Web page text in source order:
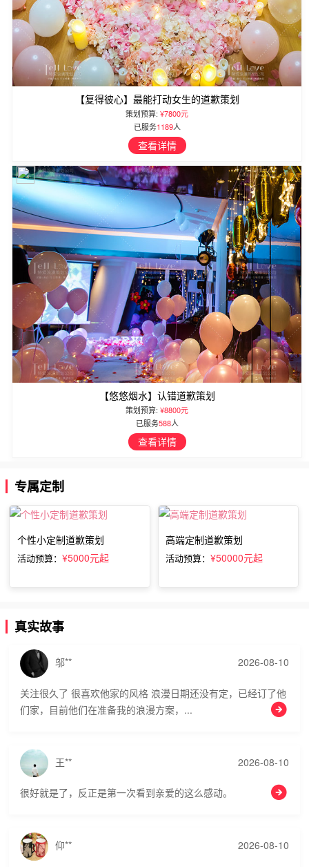
【复得彼心】最能打动女生的道歉策划
策划预算: ¥7800元
已服务1189人
查看详情
【悠悠烟水】认错道歉策划
策划预算: ¥8800元
已服务588人
查看详情
专属定制
个性小定制道歉策划
活动预算： ¥5000元起
高端定制道歉策划
活动预算： ¥50000元起
真实故事
邬** 2026-08-10
关注很久了 很喜欢他家的风格 浪漫日期还没有定，已经订了他
们家，目前他们在准备我的浪漫方案，...
王** 2026-08-10
很好就是了，反正是第一次看到亲爱的这么感动。
仰** 2026-08-10